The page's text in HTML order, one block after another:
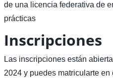
de una licencia federativa de
prácticas
Inscripciones
Las inscripciones están
2024 y puedes matricularte